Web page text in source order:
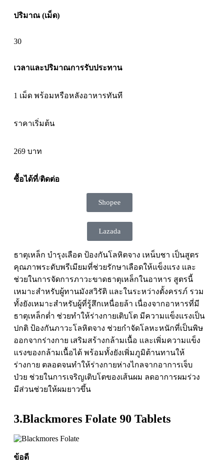
ปริมาณ (เม็ด)
30
เวลาและปริมาณการรับประทาน
1 เม็ด พร้อมหรือหลังอาหารทันที
ราคาเริ่มต้น
269 บาท
ซื้อได้ที่/ติดต่อ
Shopee
Lazada
ธาตุเหล็ก บำรุงเลือด ป้องกันโลหิตจาง เหน็บชา เป็นสูตร
คุณภาพระดับพรีเมียมที่ช่วยรักษาเลือดให้แข็งแรง และ
ช่วยในการจัดการภาวะขาดธาตุเหล็กในอาหาร สูตรนี้
เหมาะสำหรับผู้ทานมังสวิรัติ และในระหว่างตั้งครรภ์ รวม
ทั้งยังเหมาะสำหรับผู้ที่รู้สึกเหนื่อยล้า เนื่องจากอาหารที่มี
ธาตุเหล็กต่ำ ช่วยทำให้ร่างกายเติบโต มีความแข็งแรงเป็น
ปกติ ป้องกันภาวะโลหิตจาง ช่วยกำจัดโลหะหนักที่เป็นพิษ
ออกจากร่างกาย เสริมสร้างกล้ามเนื้อ และเพิ่มความแข็ง
แรงของกล้ามเนื้อได้ พร้อมทั้งยังเพิ่มภูมิต้านทานให้
ร่างกาย ตลอดจนทำให้ร่างกายห่างไกลจากอาการเจ็บ
ป่วย ช่วยในการเจริญเติบโตของเส้นผม ลดอาการผมร่วง
มีส่วนช่วยให้ผมยาวขึ้น
3.Blackmores Folate 90 Tablets
ข้อดี